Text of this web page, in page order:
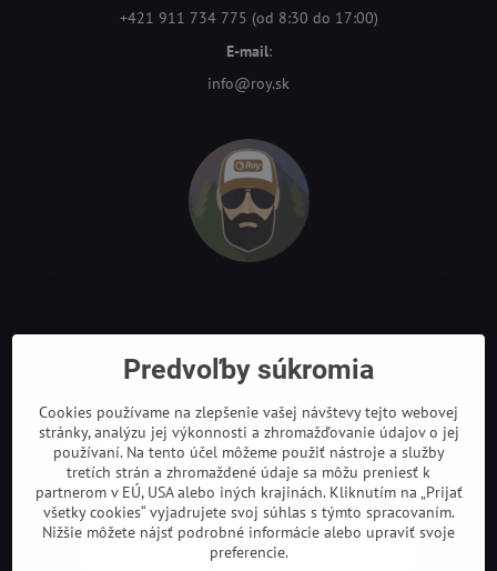
+421 911 734 775 (od 8:30 do 17:00)
E-mail:
info@roy.sk
Predvoľby súkromia
Cookies používame na zlepšenie vašej návštevy tejto webovej
stránky, analýzu jej výkonnosti a zhromažďovanie údajov o jej
používaní. Na tento účel môžeme použiť nástroje a služby
tretích strán a zhromaždené údaje sa môžu preniesť k
partnerom v EÚ, USA alebo iných krajinách. Kliknutím na „Prijať
všetky cookies“ vyjadrujete svoj súhlas s týmto spracovaním.
Nižšie môžete nájsť podrobné informácie alebo upraviť svoje
preferencie.